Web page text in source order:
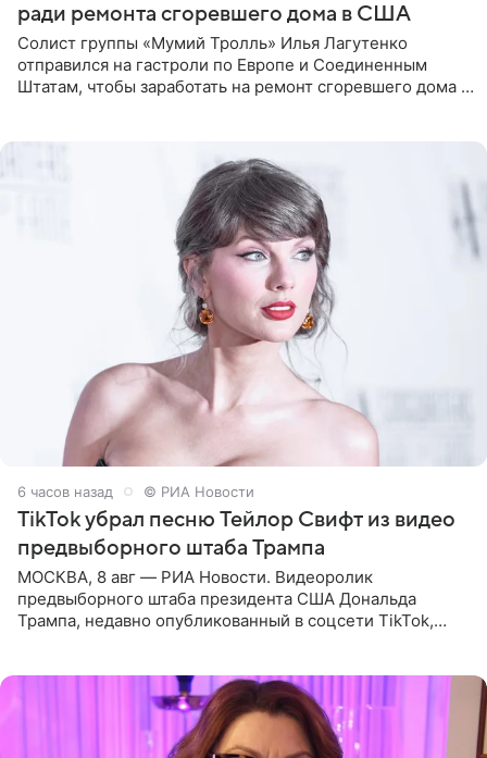
ради ремонта сгоревшего дома в США
Солист группы «Мумий Тролль» Илья Лагутенко
отправился на гастроли по Европе и Соединенным
Штатам, чтобы заработать на ремонт сгоревшего дома в
6 часов назад © РИА Новости
TikTok убрал песню Тейлор Свифт из видео
предвыборного штаба Трампа
МОСКВА, 8 авг — РИА Новости. Видеоролик
предвыборного штаба президента США Дональда
Трампа, недавно опубликованный в соцсети TikTok,